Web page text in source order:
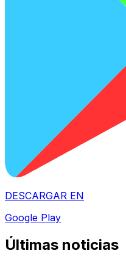
DESCARGAR EN
Google Play
Últimas noticias